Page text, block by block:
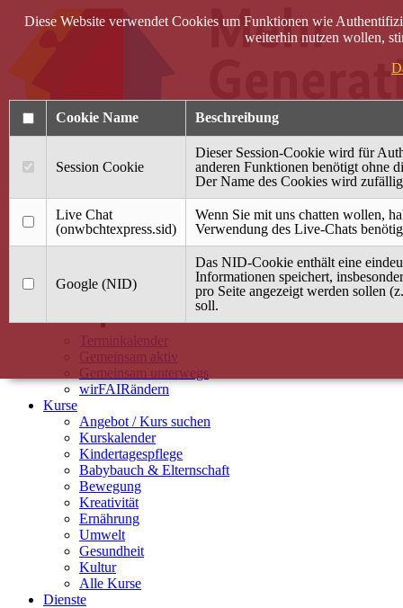
Anmelden
Startseite
Treffpunkt Jung & Alt
40 Jahre Mütterzentrum
Terminkalender
Gemeinsam aktiv
Gemeinsam unterwegs
wirFAIRändern
Kurse
Angebot / Kurs suchen
Kurskalender
Kindertagespflege
Babybauch & Elternschaft
Bewegung
Kreativität
Ernährung
Umwelt
Gesundheit
Kultur
Alle Kurse
Dienste
Diese Website verwendet Cookies um Funktionen wie
weiterhin nutzen wollen,
Cookie Name Beschreibung
Session Cookie
Dieser Session-Cookie wird für
anderen Funktionen benötigt ohne
Der Name des Cookies wird
Live Chat
(onwbchtexpress.sid)
Wenn Sie mit uns chatten wollen,
Verwendung des Live-Chats
Google (NID)
Das NID-Cookie enthält eine
Informationen speichert,
pro Seite angezeigt werden sollen
soll.